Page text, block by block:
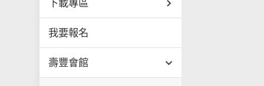
下載專區
我要報名
壽豐會館